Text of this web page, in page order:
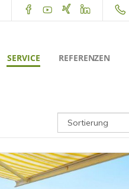
SERVICE REFERENZEN